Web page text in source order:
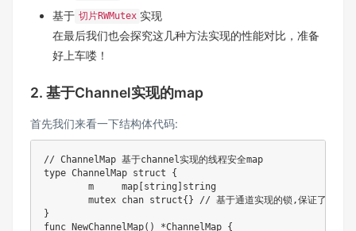
基于 切片RWMutex 实现
在最后我们也会探究这几种方法实现的性能对比，准备
好上车喽！
2. 基于Channel实现的map
首先我们来看一下结构体代码:
// ChannelMap 基于channel实现的线程安全map
type ChannelMap struct
{
	m
map [string ] string
	mutex
chan struct{}
// 基于通道实现的锁,保证了在同
}
func NewChannelMap( ) *ChannelMap {